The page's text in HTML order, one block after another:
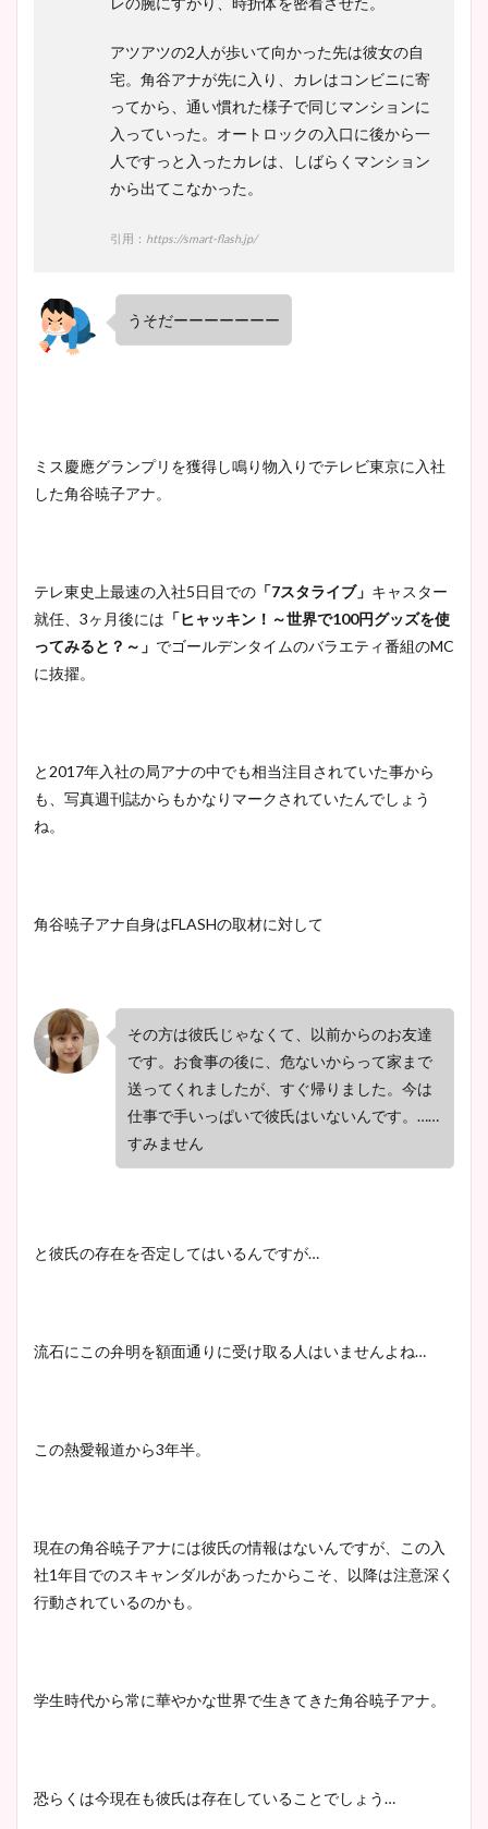
アツアツの2人が歩いて向かった先は彼女の自
宅。角谷アナが先に入り、カレはコンビニに寄
ってから、通い慣れた様子で同じマンションに
入っていった。オートロックの入口に後から一
人ですっと入ったカレは、しばらくマンション
から出てこなかった。
引用： https://smart-flash.jp/
うそだーーーーーーー
ミス慶應グランプリを獲得し鳴り物入りでテレビ東京に入社
した角谷暁子アナ。
テレ東史上最速の入社5日目での 「7スタライブ」 キャスター
就任、3ヶ月後には 「ヒャッキン！～世界で100円グッズを使
ってみると？～」 でゴールデンタイムのバラエティ番組のMC
に抜擢。
と2017年入社の局アナの中でも相当注目されていた事から
も、写真週刊誌からもかなりマークされていたんでしょう
ね。
角谷暁子アナ自身はFLASHの取材に対して
その方は彼氏じゃなくて、以前からのお友達
です。お食事の後に、危ないからって家まで
送ってくれましたが、すぐ帰りました。今は
仕事で手いっぱいで彼氏はいないんです。……
すみません
と彼氏の存在を否定してはいるんですが…
流石にこの弁明を額面通りに受け取る人はいませんよね…
この熱愛報道から3年半。
現在の角谷暁子アナには彼氏の情報はないんですが、この入
社1年目でのスキャンダルがあったからこそ、以降は注意深く
行動されているのかも。
学生時代から常に華やかな世界で生きてきた角谷暁子アナ。
恐らくは今現在も彼氏は存在していることでしょう…